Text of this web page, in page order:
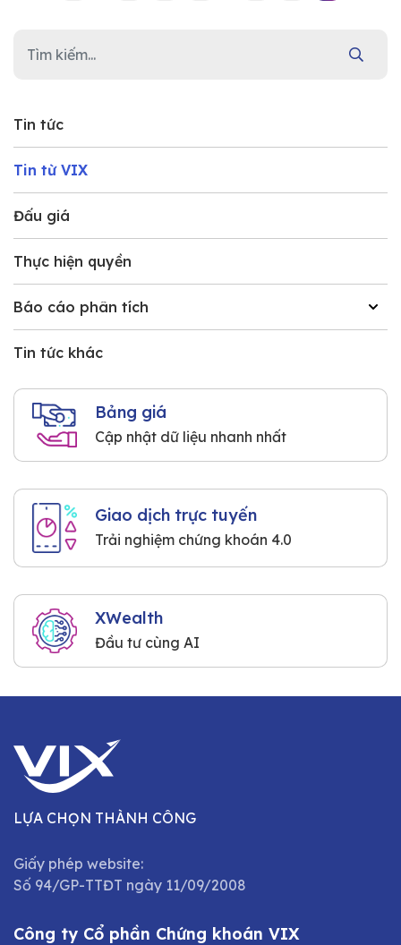
Tin tức
Tin từ VIX
Đấu giá
Thực hiện quyền
Báo cáo phân tích
Tin tức khác
Bảng giá
Cập nhật dữ liệu nhanh nhất
Giao dịch trực tuyến
Trải nghiệm chứng khoán 4.0
XWealth
Đầu tư cùng AI
LỰA CHỌN THÀNH CÔNG
Giấy phép website:
Số 94/GP-TTĐT ngày 11/09/2008
Công ty Cổ phần Chứng khoán VIX